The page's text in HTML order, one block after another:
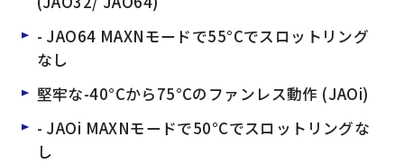
- JAO64 MAXNモードで55°Cでスロットリング
なし
堅牢な-40°Cから75°Cのファンレス動作 (JAOi)
- JAOi MAXNモードで50°Cでスロットリングな
し